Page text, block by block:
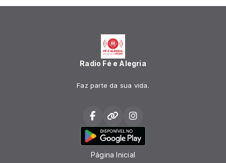
Radio Fé e Alegria
Faz parte da sua vida.
Página Inicial